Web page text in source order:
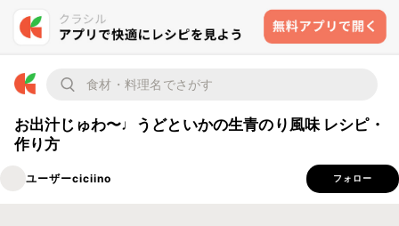
お出汁じゅわ〜♩うどといかの生青のり風味 レシピ・
作り方
ユーザーciciino フォロー